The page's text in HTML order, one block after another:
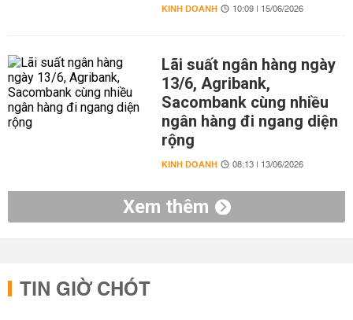
KINH DOANH 10:09 | 15/06/2026
Lãi suất ngân hàng ngày
13/6, Agribank,
Sacombank cùng nhiều
ngân hàng đi ngang diện
rộng
KINH DOANH 08:13 | 13/06/2026
Xem thêm
TIN GIỜ CHÓT